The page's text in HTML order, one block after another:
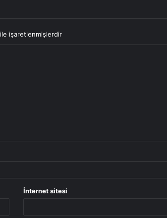
ile işaretlenmişlerdir
İnternet sitesi